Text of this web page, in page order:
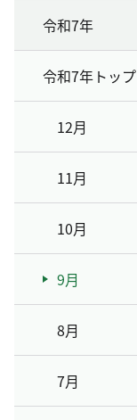
令和7年
令和7年トップ
12月
11月
10月
9月
8月
7月